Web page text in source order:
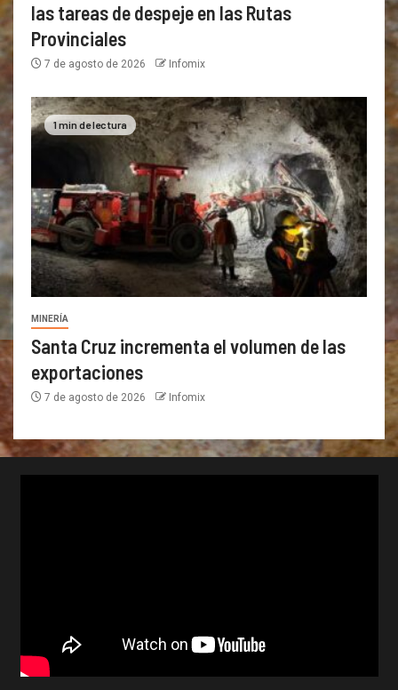
las tareas de despeje en las Rutas
Provinciales
7 de agosto de 2026 Infomix
1 min de lectura
MINERÍA
Santa Cruz incrementa el volumen de las
exportaciones
7 de agosto de 2026 Infomix